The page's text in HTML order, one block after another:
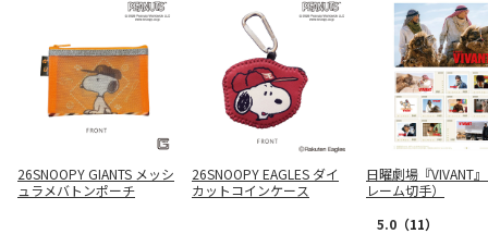
26SNOOPY GIANTS メッシ
ュラメバトンポーチ
26SNOOPY EAGLES ダイ
カットコインケース
日曜劇場『VIVANT
レーム切手）
5.0 （11）